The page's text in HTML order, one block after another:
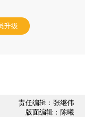
升级
责任编辑：张继伟
版面编辑：陈曦